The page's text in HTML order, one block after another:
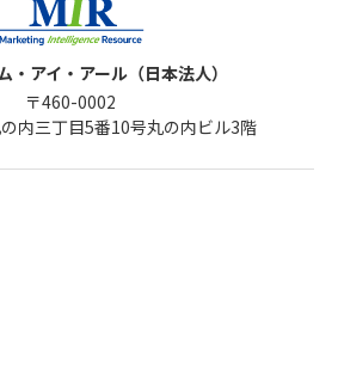
・アイ・アール（日本法人）
〒460-0002
内三丁目5番10号丸の内ビル3階